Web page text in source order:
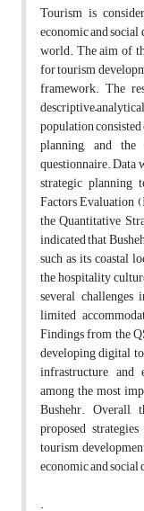
Tourism is
economic and
world. The aim of
for tourism
framework. The
population
planning, and
questionnaire. Data
strategic planning
Factors Evaluation
the Quantitative
indicated that
such as its coastal
the hospitality
several challenges
limited
Findings from the
developing digital
infrastructure, and
among the most
Bushehr. Overall,
proposed
tourism
economic and
.